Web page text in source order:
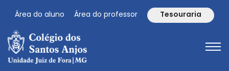
Área do aluno Área do professor Tesouraria